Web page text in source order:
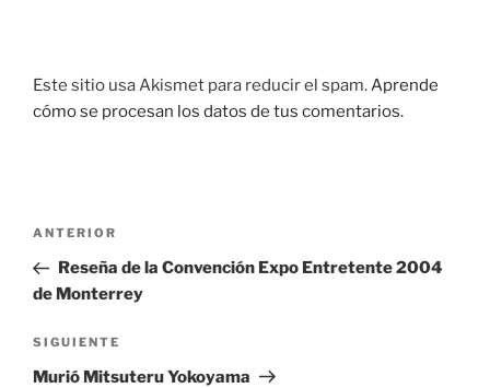
Este sitio usa Akismet para reducir el spam.Aprende
cómo se procesan los datos de tus comentarios.
Navegación
entradas
Entrada
anterior:
ANTERIOR
Reseña de la Convención Expo Entretente 2004
de Monterrey
Siguiente
entrada
SIGUIENTE
Murió Mitsuteru Yokoyama